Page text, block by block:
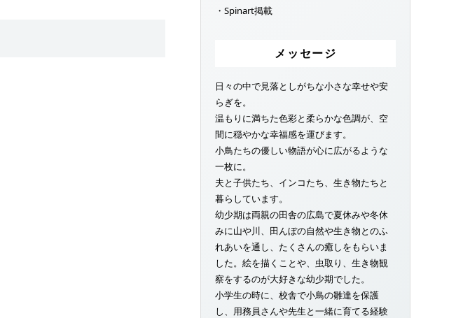
・Spinart掲載
メッセージ
日々の中で見落としがちな小さな幸せや安
らぎを。
温もりに満ちた色彩と柔らかな色調が、空
間に穏やかな幸福感を運びます。
小鳥たちの優しい物語が心に広がるような
一枚に。
夫と子供たち、インコたち、生き物たちと
暮らしています。
幼少期は両親の田舎の広島で夏休みや冬休
みに山や川、田んぼの自然や生き物とのふ
れあいを通し、たくさんの癒しをもらいま
した。絵を描くことや、虫取り、生き物観
察をするのが大好きな幼少期でした。
小学生の時に、校舎で小鳥の雛達を保護
し、用務員さんや先生と一緒に育てる経験